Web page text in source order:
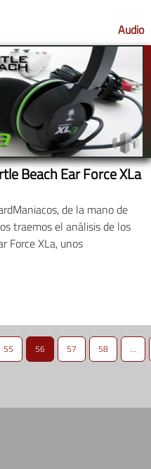
Audio
Beach Ear Force XLa
de la mano de
traemos el análisis de los
Force XLa, unos
55 56 57 58 …